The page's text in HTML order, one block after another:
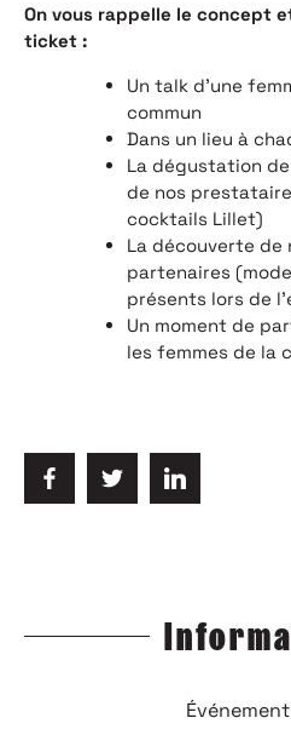
On vous rappelle le concept
ticket :
Un talk d’une
commun
Dans un lieu à
La dégustation
de nos
cocktails Lillet)
La découverte de
partenaires
présents lors de
Un moment de
les femmes de la